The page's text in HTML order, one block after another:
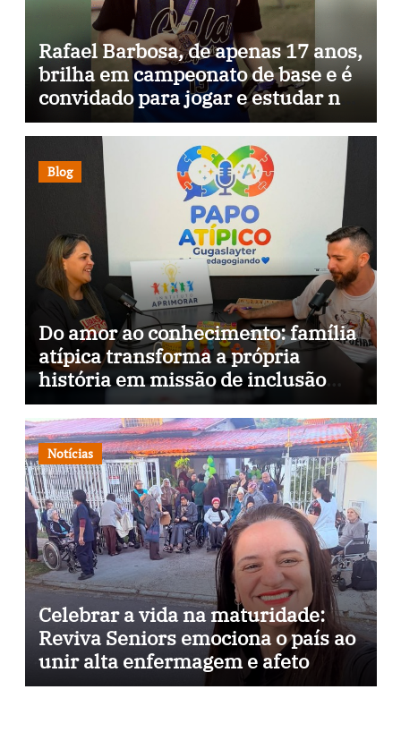
Rafael Barbosa, de apenas 17 anos,
brilha em campeonato de base e é
convidado para jogar e estudar na
Itália
Blog
Do amor ao conhecimento: família
atípica transforma a própria
história em missão de inclusão
através da psicopedagogia, podcast
e arte nas ruas
Notícias
Celebrar a vida na maturidade:
Reviva Seniors emociona o país ao
unir alta enfermagem e afeto